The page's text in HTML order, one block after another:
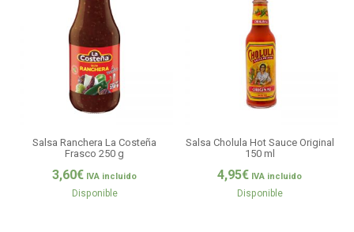
Salsa Ranchera La Costeña
Frasco 250 g
3,60€ IVA incluido
Disponible
Salsa Cholula Hot Sauce Original
150 ml
4,95€ IVA incluido
Disponible